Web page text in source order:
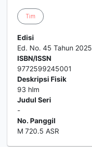
Tim
Edisi
Ed. No. 45 Tahun 2025
ISBN/ISSN
9772599245001
Deskripsi Fisik
93 hlm
Judul Seri
-
No. Panggil
M 720.5 ASR